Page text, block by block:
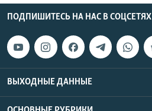
ПОДПИШИТЕСЬ НА НАС В СОЦСЕТЯХ
ВЫХОДНЫЕ ДАННЫЕ